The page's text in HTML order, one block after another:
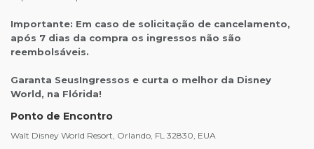
Importante: Em caso de solicitação de cancelamento,
após 7 dias da compra os ingressos não são
reembolsáveis.
Garanta SeusIngressos e curta o melhor da Disney
World, na Flórida!
Ponto de Encontro
Walt Disney World Resort, Orlando, FL 32830, EUA